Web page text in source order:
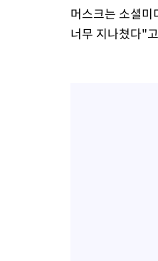
머스크는 소셜
너무 지나쳤다"